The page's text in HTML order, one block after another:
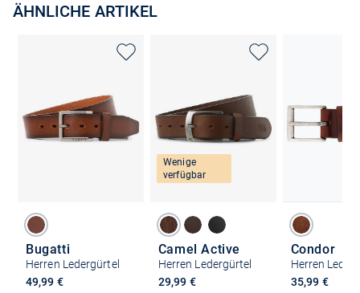
ÄHNLICHE ARTIKEL
Bugatti
Herren Ledergürtel
49,99 €
Wenige
verfügbar
Camel Active
Herren Ledergürtel
29,99 €
Condor
Herren
35,99 €